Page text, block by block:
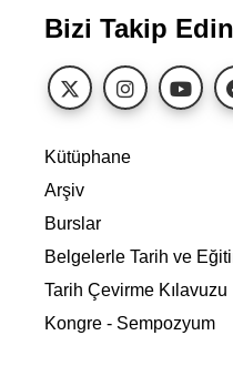
Bizi Takip Edin
Kütüphane
Arşiv
Burslar
Belgelerle Tarih ve
Tarih Çevirme Kılavuzu
Kongre - Sempozyum